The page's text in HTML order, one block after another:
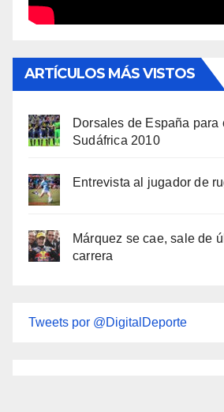
ARTÍCULOS MÁS VISTOS
Dorsales de España para
Sudáfrica 2010
Entrevista al jugador de
Márquez se cae, sale de
carrera
Tweets por @DigitalDeporte